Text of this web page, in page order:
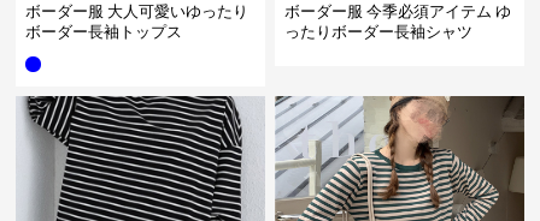
ボーダー服 大人可愛いゆったり
ボーダー長袖トップス
ボーダー服 今季必須アイテム ゆ
ったりボーダー長袖シャツ